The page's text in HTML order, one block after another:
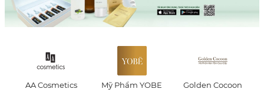
Mỹ Phẩm YOBE Golden Cocoon Milky Dress